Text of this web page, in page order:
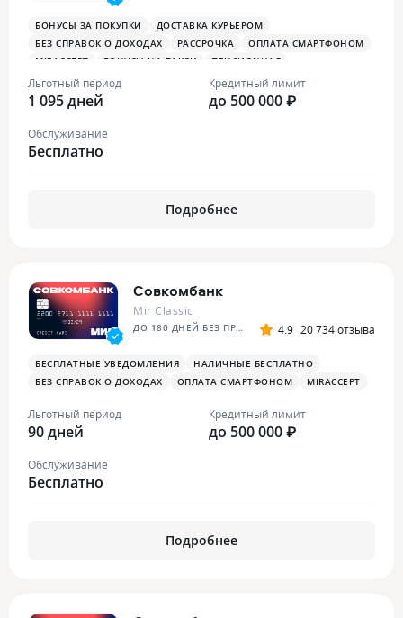
БОНУСЫ ЗА ПОКУПКИ
ДОСТАВКА КУРЬЕРОМ
БЕЗ СПРАВОК О ДОХОДАХ
РАССРОЧКА
ОПЛАТА СМАРТФОНОМ
MIRACCEPT
БОНУСЫ НА ТАКСИ
ПЕНСИОННАЯ
ПЛАТЕЖНЫЙ СТИКЕР
Льготный период
1 095 дней
Кредитный лимит
до 500 000 ₽
Обслуживание
Бесплатно
Подробнее
Совкомбанк
Mir Classic
ДО 180 ДНЕЙ БЕЗ ПРОЦЕНТОВ 4.9 20 734 отзыва
БЕСПЛАТНЫЕ УВЕДОМЛЕНИЯ
НАЛИЧНЫЕ БЕСПЛАТНО
БЕЗ СПРАВОК О ДОХОДАХ
ОПЛАТА СМАРТФОНОМ MIRACCEPT
Льготный период
90 дней
Кредитный лимит
до 500 000 ₽
Обслуживание
Бесплатно
Подробнее